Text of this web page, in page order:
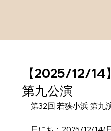
【2025/12/14
第九公演
第32回 若狭小浜 第九
日にち：2025/12/14(